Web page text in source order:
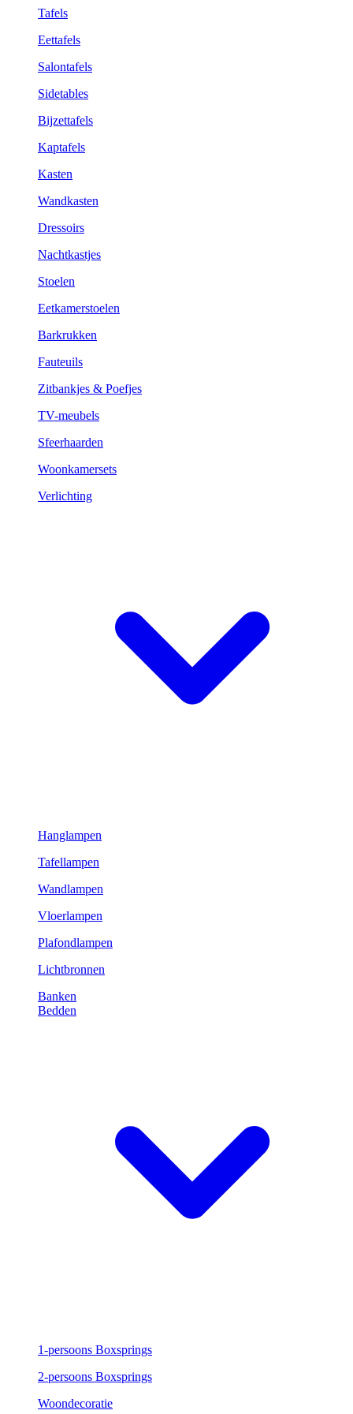
Tafels
Eettafels
Salontafels
Sidetables
Bijzettafels
Kaptafels
Kasten
Wandkasten
Dressoirs
Nachtkastjes
Stoelen
Eetkamerstoelen
Barkrukken
Fauteuils
Zitbankjes & Poefjes
TV-meubels
Sfeerhaarden
Woonkamersets
Verlichting
Hanglampen
Tafellampen
Wandlampen
Vloerlampen
Plafondlampen
Lichtbronnen
Banken
Bedden
1-persoons Boxsprings
2-persoons Boxsprings
Woondecoratie